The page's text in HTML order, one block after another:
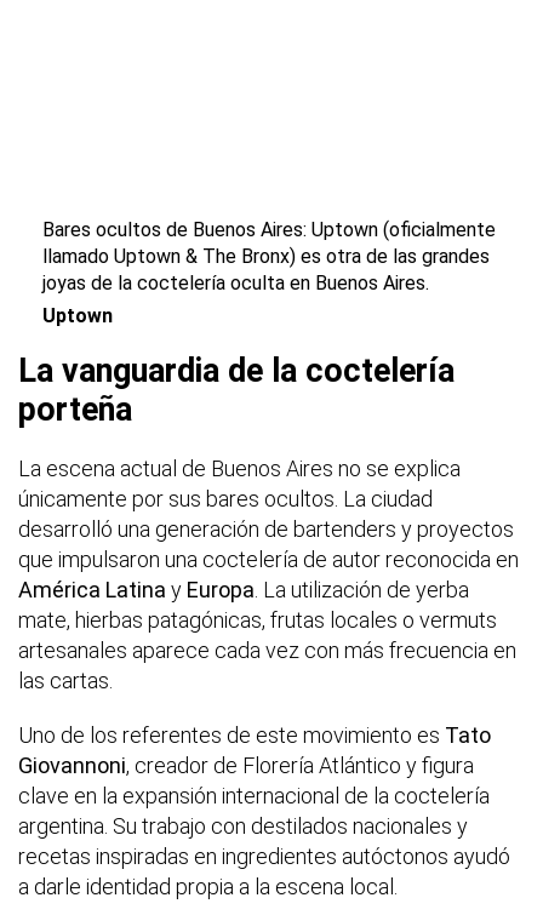
Bares ocultos de Buenos Aires: Uptown (oficialmente
llamado Uptown & The Bronx) es otra de las grandes
joyas de la coctelería oculta en Buenos Aires.
Uptown
La vanguardia de la coctelería
porteña
La escena actual de Buenos Aires no se explica
únicamente por sus bares ocultos. La ciudad
desarrolló una generación de bartenders y proyectos
que impulsaron una coctelería de autor reconocida en
América Latina y Europa . La utilización de yerba
mate, hierbas patagónicas, frutas locales o vermuts
artesanales aparece cada vez con más frecuencia en
las cartas.
Uno de los referentes de este movimiento es Tato
Giovannoni, creador de Florería Atlántico y figura
clave en la expansión internacional de la coctelería
argentina. Su trabajo con destilados nacionales y
recetas inspiradas en ingredientes autóctonos ayudó
a darle identidad propia a la escena local.